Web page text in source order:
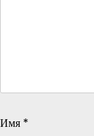
Имя *